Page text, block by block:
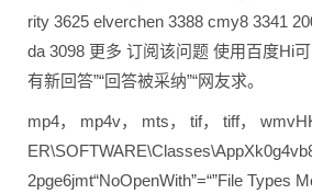
rity 3625 elverchen 3388 cmy8 3341
da 3098 更多 订阅该问题 使用百度Hi
有新回答”“回答被采纳”“网友求。
mp4， mp4v， mts， tif， tiff，
2pge6jmt“NoOpenWith”=“”File Types